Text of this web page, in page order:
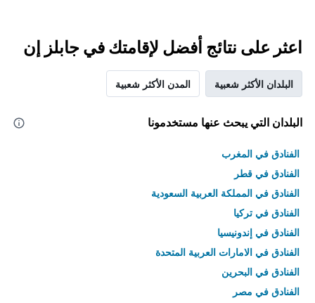
اعثر على نتائج أفضل لإقامتك في جابلز إن
البلدان الأكثر شعبية المدن الأكثر شعبية
البلدان التي يبحث عنها مستخدمونا
الفنادق في المغرب
الفنادق في قطر
الفنادق في المملكة العربية السعودية
الفنادق في تركيا
الفنادق في إندونيسيا
الفنادق في الامارات العربية المتحدة
الفنادق في البحرين
الفنادق في مصر